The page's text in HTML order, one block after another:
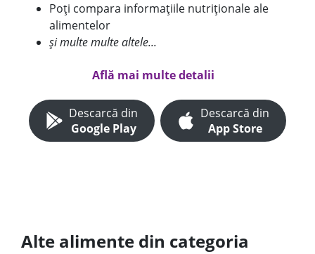
Poți compara informațiile nutriționale ale
alimentelor
și multe multe altele...
Află mai multe detalii
Descarcă din
Google Play
Descarcă din
App Store
Alte alimente din categoria